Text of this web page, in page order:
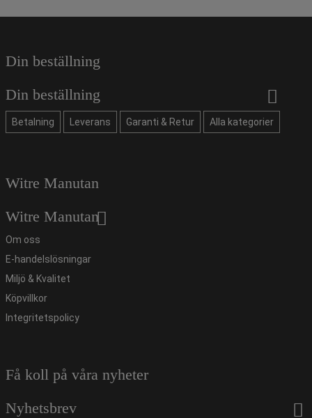
Din beställning
Din beställning
Betalning Leverans Garanti & Retur Alla kategorier
Witre Manutan
Witre Manutan
Om oss
E-handelslösningar
Miljö & Kvalitet
Köpvillkor
Integritetspolicy
Få koll på våra nyheter
Nyhetsbrev